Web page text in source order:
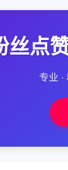
丝点
专业 ·